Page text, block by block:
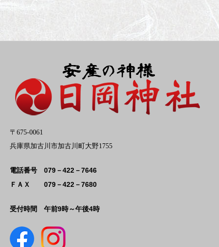
〒675-0061
兵庫県加古川市加古川町大野1755
電話番号 079－422－7646
ＦＡＸ 079－422－7680
受付時間 午前9時～午後4時